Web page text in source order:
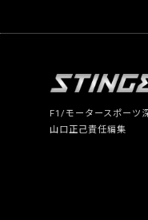
F1/モータースポーツ
山口正己責任編集